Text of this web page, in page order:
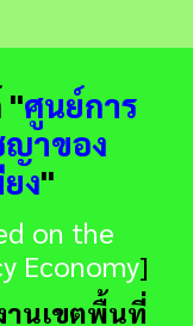
"ศูนย์การ
ญาของ
ง"
on the
Economy]
านเขตพื้นที่